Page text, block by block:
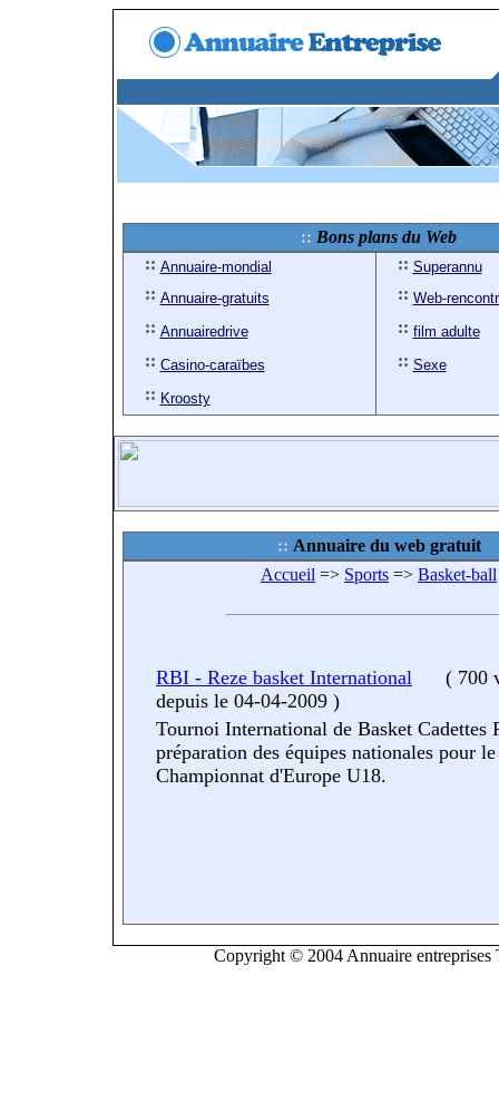
Bons plans du Web
Annuaire-mondial
Annuaire-gratuits
Annuairedrive
Casino-caraïbes
Kroosty
Superannu
Web-
film adulte
Sexe
Annuaire du web gratuit
Accueil => Sports => Basket-ball
RBI - Reze basket International ( 700
depuis le 04-04-2009 )
Tournoi International de Basket Cadettes
préparation des équipes nationales pour le
Championnat d'Europe U18.
Copyright © 2004 Annuaire entreprises